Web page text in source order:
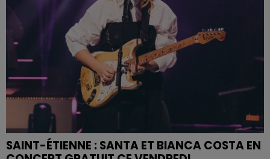
SAINT-ÉTIENNE : SANTA ET BIANCA COSTA EN